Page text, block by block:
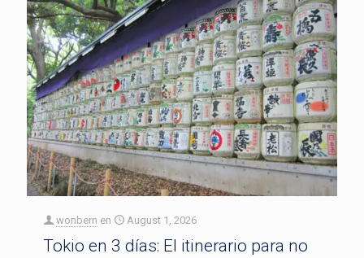
wonbern en August 1, 2026
Tokio en 3 días: El itinerario para no